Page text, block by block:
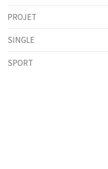
PROJET
SINGLE
SPORT